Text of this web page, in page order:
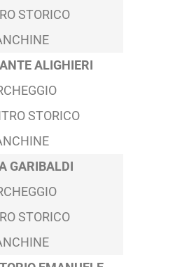
STORICO
ALIGHIERI
STORICO
GARIBALDI
STORICO